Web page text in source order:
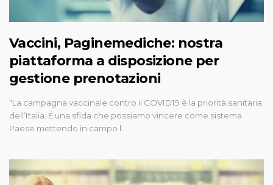
Vaccini, Paginemediche: nostra
piattaforma a disposizione per
gestione prenotazioni
"La campagna vaccinale contro il COVID19 è la priorità sanitaria
dell’Italia. É una sfida che possiamo vincere come sistema
Paese mettendo in campo l…